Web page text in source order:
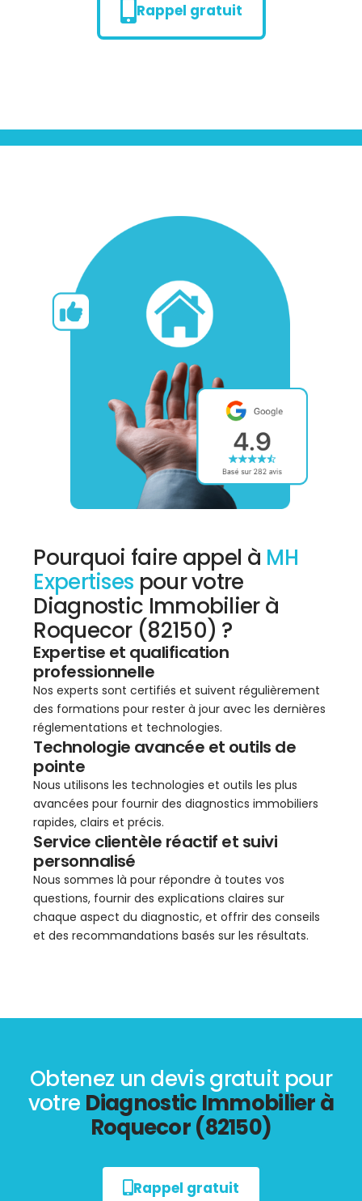
Rappel gratuit
Pourquoi faire appel à MH
Expertises pour votre
Diagnostic Immobilier à
Roquecor (82150) ?
Expertise et qualification
professionnelle
Nos experts sont certifiés et suivent régulièrement
des formations pour rester à jour avec les dernières
réglementations et technologies.
Technologie avancée et outils de
pointe
Nous utilisons les technologies et outils les plus
avancées pour fournir des diagnostics immobiliers
rapides, clairs et précis.
Service clientèle réactif et suivi
personnalisé
Nous sommes là pour répondre à toutes vos
questions, fournir des explications claires sur
chaque aspect du diagnostic, et offrir des conseils
et des recommandations basés sur les résultats.
Obtenez un devis gratuit pour
votre Diagnostic Immobilier à
Roquecor (82150)
Rappel gratuit